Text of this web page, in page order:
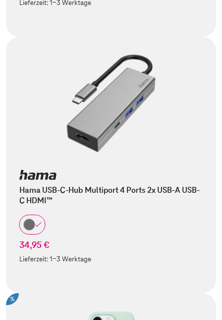
Lieferzeit:1-3 Werktage
Hama USB-C-Hub Multiport 4 Ports 2x USB-A USB-
C HDMI™
34,95 €
Lieferzeit:1-3 Werktage
%